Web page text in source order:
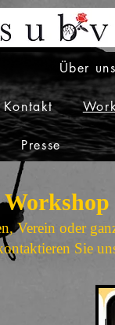
Über
Kontakt
Presse
Verein oder
Sie